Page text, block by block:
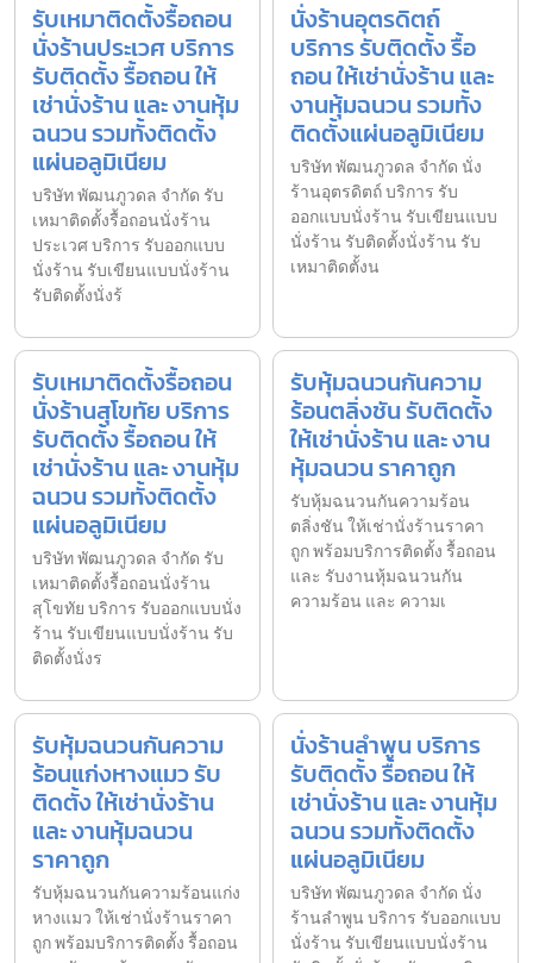
รับเหมาติดตั้งรื้อถอน
นั่งร้านประเวศ บริการ
รับติดตั้ง รื้อถอน ให้
เช่านั่งร้าน และ งานหุ้ม
ฉนวน รวมทั้งติดตั้ง
แผ่นอลูมิเนียม
บริษัท พัฒนภูวดล จำกัด รับ
เหมาติดตั้งรื้อถอนนั่งร้าน
ประเวศ บริการ รับออกแบบ
นั่งร้าน รับเขียนแบบนั่งร้าน
รับติดตั้งนั่งร้
นั่งร้านอุตรดิตถ์
บริการ รับติดตั้ง รื้อ
ถอน ให้เช่านั่งร้าน และ
งานหุ้มฉนวน รวมทั้ง
ติดตั้งแผ่นอลูมิเนียม
บริษัท พัฒนภูวดล จำกัด นั่ง
ร้านอุตรดิตถ์ บริการ รับ
ออกแบบนั่งร้าน รับเขียนแบบ
นั่งร้าน รับติดตั้งนั่งร้าน รับ
เหมาติดตั้งน
รับเหมาติดตั้งรื้อถอน
นั่งร้านสุโขทัย บริการ
รับติดตั้ง รื้อถอน ให้
เช่านั่งร้าน และ งานหุ้ม
ฉนวน รวมทั้งติดตั้ง
แผ่นอลูมิเนียม
บริษัท พัฒนภูวดล จำกัด รับ
เหมาติดตั้งรื้อถอนนั่งร้าน
สุโขทัย บริการ รับออกแบบนั่ง
ร้าน รับเขียนแบบนั่งร้าน รับ
ติดตั้งนั่งร
รับหุ้มฉนวนกันความ
ร้อนตลิ่งชัน รับติดตั้ง
ให้เช่านั่งร้าน และ งาน
หุ้มฉนวน ราคาถูก
รับหุ้มฉนวนกันความร้อน
ตลิ่งชัน ให้เช่านั่งร้านราคา
ถูก พร้อมบริการติดตั้ง รื้อถอน
และ รับงานหุ้มฉนวนกัน
ความร้อน และ ความเ
รับหุ้มฉนวนกันความ
ร้อนแก่งหางแมว รับ
ติดตั้ง ให้เช่านั่งร้าน
และ งานหุ้มฉนวน
ราคาถูก
รับหุ้มฉนวนกันความร้อนแก่ง
หางแมว ให้เช่านั่งร้านราคา
ถูก พร้อมบริการติดตั้ง รื้อถอน
นั่งร้านลำพูน บริการ
รับติดตั้ง รื้อถอน ให้
เช่านั่งร้าน และ งานหุ้ม
ฉนวน รวมทั้งติดตั้ง
แผ่นอลูมิเนียม
บริษัท พัฒนภูวดล จำกัด นั่ง
ร้านลำพูน บริการ รับออกแบบ
นั่งร้าน รับเขียนแบบนั่งร้าน